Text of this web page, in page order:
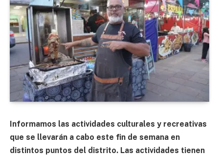
Informamos las actividades culturales y recreativas
que se llevarán a cabo este fin de semana en
distintos puntos del distrito. Las actividades tienen